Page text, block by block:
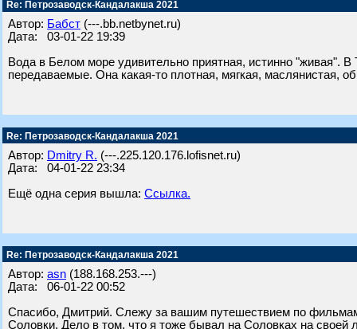
Re: Петрозаводск-Кандалакша 2021
Автор: Бабст (---.bb.netbynet.ru)
Дата: 03-01-22 19:39
Вода в Белом море удивительно приятная, истинно "живая".
передаваемые. Она какая-то плотная, мягкая, маслянистая,
Re: Петрозаводск-Кандалакша 2021
Автор: Dmitry R. (---.225.120.176.lofisnet.ru)
Дата: 04-01-22 23:34
Ещё одна серия вышла: Ссылка.
Re: Петрозаводск-Кандалакша 2021
Автор: asn (188.168.253.---)
Дата: 06-01-22 00:52
Спасибо, Дмитрий. Слежу за вашим путешествием по
Соловки. Дело в том, что я тоже бывал на Соловках на